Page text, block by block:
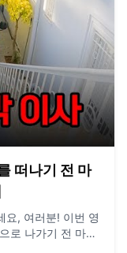
/ BGM.
떠나기 전 마
로 나가기 전 마지